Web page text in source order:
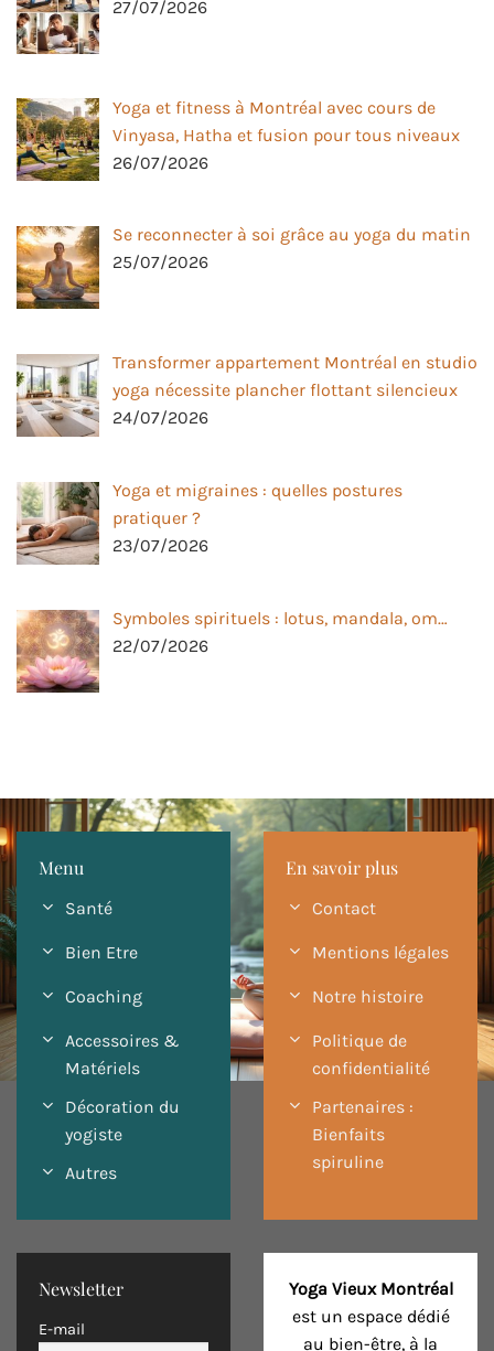
27/07/2026
Yoga et fitness à Montréal avec cours de
Vinyasa, Hatha et fusion pour tous niveaux
26/07/2026
Se reconnecter à soi grâce au yoga du matin
25/07/2026
Transformer appartement Montréal en studio
yoga nécessite plancher flottant silencieux
24/07/2026
Yoga et migraines : quelles postures
pratiquer ?
23/07/2026
Symboles spirituels : lotus, mandala, om…
22/07/2026
Menu
Santé
Bien Etre
Coaching
Accessoires &
Matériels
Décoration du
yogiste
Autres
En savoir plus
Contact
Mentions légales
Notre histoire
Politique de
confidentialité
Partenaires :
Bienfaits
spiruline
Newsletter
E-mail
Yoga Vieux Montréal
est un espace dédié
au bien-être, à la